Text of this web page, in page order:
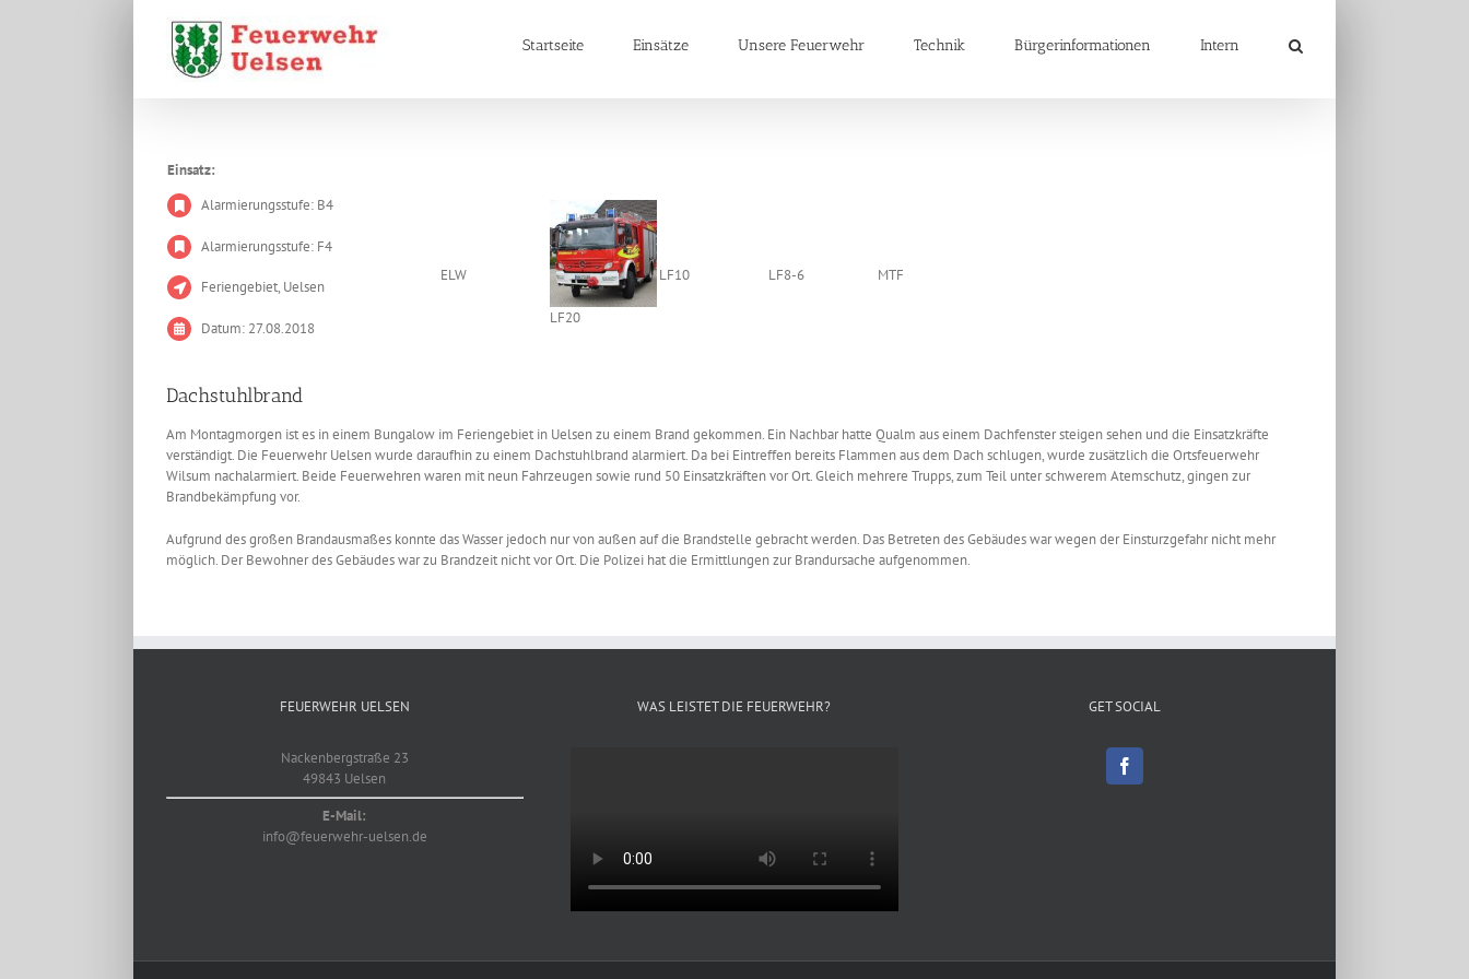
Startseite Einsätze Unsere Feuerwehr Technik Bürgerinformationen Intern
Einsatz:
Alarmierungsstufe: B4
Alarmierungsstufe: F4
Feriengebiet, Uelsen
Datum: 27.08.2018
ELW
LF20
LF10 LF8-6 MTF
Dachstuhlbrand
Am Montagmorgen ist es in einem Bungalow im Feriengebiet in Uelsen zu einem Brand gekommen. Ein Nachbar hatte Qualm aus einem Dachfenster steigen sehen und die Einsatzkräfte
verständigt. Die Feuerwehr Uelsen wurde daraufhin zu einem Dachstuhlbrand alarmiert. Da bei Eintreffen bereits Flammen aus dem Dach schlugen, wurde zusätzlich die Ortsfeuerwehr
Wilsum nachalarmiert. Beide Feuerwehren waren mit neun Fahrzeugen sowie rund 50 Einsatzkräften vor Ort. Gleich mehrere Trupps, zum Teil unter schwerem Atemschutz, gingen zur
Brandbekämpfung vor.
Aufgrund des großen Brandausmaßes konnte das Wasser jedoch nur von außen auf die Brandstelle gebracht werden. Das Betreten des Gebäudes war wegen der Einsturzgefahr nicht mehr
möglich. Der Bewohner des Gebäudes war zu Brandzeit nicht vor Ort. Die Polizei hat die Ermittlungen zur Brandursache aufgenommen.
FEUERWEHR UELSEN
Nackenbergstraße 23
49843 Uelsen
E-Mail:
info@feuerwehr-uelsen.de
WAS LEISTET DIE FEUERWEHR? GET SOCIAL